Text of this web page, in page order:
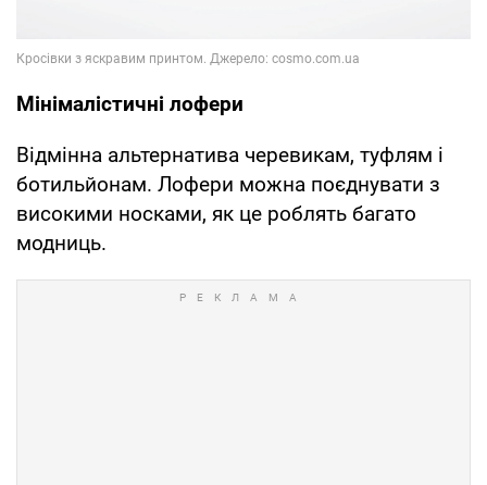
Мінімалістичні лофери
Відмінна альтернатива черевикам, туфлям і
ботильйонам. Лофери можна поєднувати з
високими носками, як це роблять багато
модниць.